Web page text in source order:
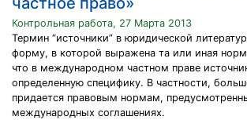
Контрольная работа, 27 Марта 2013
Термин “источники” в юридической
форму, в которой выражена та или иная
что в международном частном праве
определенную специфику. В частности,
придается правовым нормам,
международных соглашениях.